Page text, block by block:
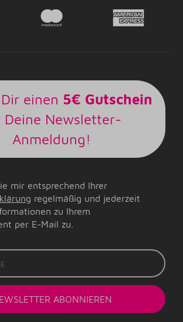
einen 5€ Gutschein
Deine Newsletter-
Anmeldung!
mir entsprechend Ihrer
regelmäßig und jederzeit
zu Ihrem
per E-Mail zu.
ABONNIEREN